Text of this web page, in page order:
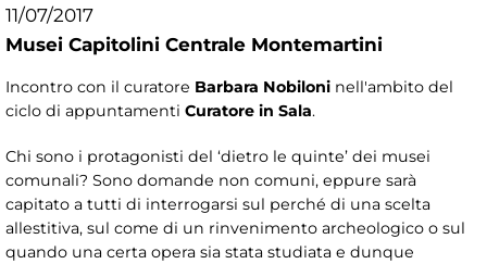
11/07/2017
Musei Capitolini Centrale Montemartini
Incontro con il curatore Barbara Nobiloni nell'ambito del
ciclo di appuntamenti Curatore in Sala.
Chi sono i protagonisti del ‘dietro le quinte’ dei musei
comunali? Sono domande non comuni, eppure sarà
capitato a tutti di interrogarsi sul perché di una scelta
allestitiva, sul come di un rinvenimento archeologico o sul
quando una certa opera sia stata studiata e dunque